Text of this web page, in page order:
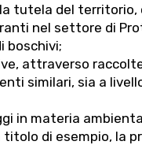
tutela del territorio,
nel settore di
boschivi;
attraverso
similari, sia a
in materia
di esempio, la